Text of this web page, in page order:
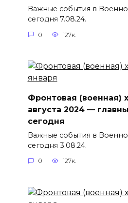
Важные события в
сегодня 7.08.24.
0 127к.
Фронтовая (военная)
августа 2024 —
сегодня
Важные события в
сегодня 3.08.24.
0 127к.